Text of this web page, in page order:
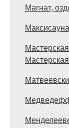
Магнат,
Максисауна